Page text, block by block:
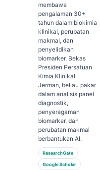
membawa
pengalaman 30+
tahun dalam biokimia
klinikal, perubatan
makmal, dan
penyelidikan
biomarker. Bekas
Presiden Persatuan
Kimia Klinikal
Jerman, beliau pakar
dalam analisis panel
diagnostik,
penyeragaman
biomarker, dan
perubatan makmal
berbantukan AI.
ResearchGate
Google Scholar